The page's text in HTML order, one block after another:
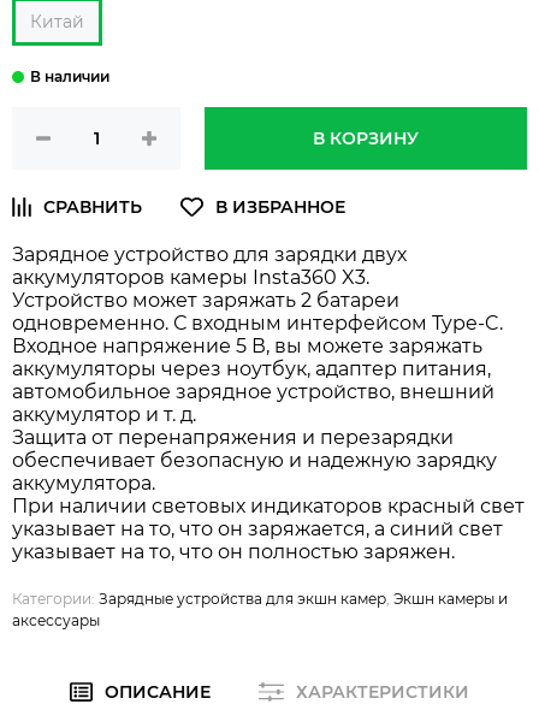
Китай
В КОРЗИНУ
Зарядное устройство для зарядки двух
аккумуляторов камеры Insta360 X3.
Устройство может заряжать 2 батареи
одновременно. С входным интерфейсом Type-C.
Входное напряжение 5 В, вы можете заряжать
аккумуляторы через ноутбук, адаптер питания,
автомобильное зарядное устройство, внешний
аккумулятор и т. д.
Защита от перенапряжения и перезарядки
обеспечивает безопасную и надежную зарядку
аккумулятора.
При наличии световых индикаторов красный свет
указывает на то, что он заряжается, а синий свет
указывает на то, что он полностью заряжен.
Категории: Зарядные устройства для экшн камер Экшн камеры и
аксессуары
ОПИСАНИЕ ХАРАКТЕРИСТИКИ